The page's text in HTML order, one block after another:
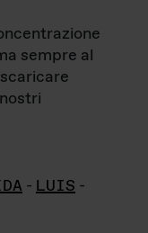
sempre al
- LUIS -